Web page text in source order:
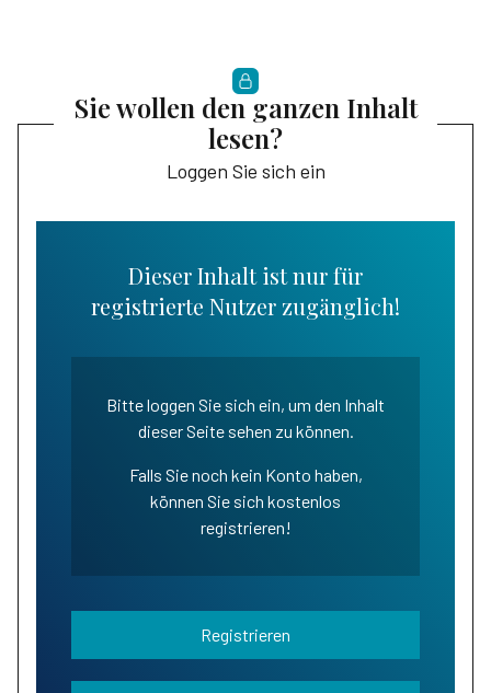
Sie wollen den ganzen Inhalt
lesen?
Loggen Sie sich ein
Dieser Inhalt ist nur für
registrierte Nutzer zugänglich!
Bitte loggen Sie sich ein, um den Inhalt
dieser Seite sehen zu können.
Falls Sie noch kein Konto haben,
können Sie sich kostenlos
registrieren!
Registrieren